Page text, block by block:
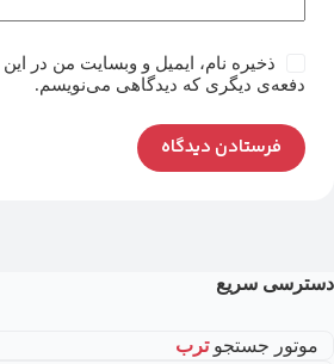
ذخیره نام، ایمیل و وبسایت من در
دفعه‌ی دیگری که دیدگاهی می‌نویسم.
فرستادن دیدگاه
دسترسی سریع
موتور جستجوترب